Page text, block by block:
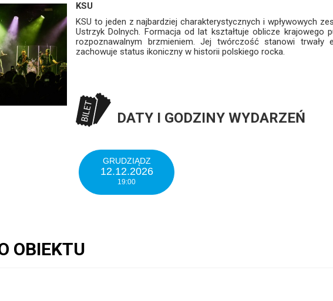
KSU
KSU to jeden z najbardziej charakterystycznych i wpływowych
Ustrzyk Dolnych. Formacja od lat kształtuje oblicze krajowego
rozpoznawalnym brzmieniem. Jej twórczość stanowi trwały
zachowuje status ikoniczny w historii polskiego rocka.
DATY I GODZINY WYDARZEŃ
GRUDZIĄDZ
12.12.2026
19:00
OBIEKTU